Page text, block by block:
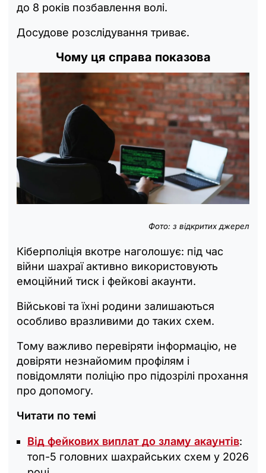
до 8 років позбавлення волі.
Досудове розслідування триває.
Чому ця справа показова
Фото: з відкритих джерел
Кіберполіція вкотре наголошує: під час
війни шахраї активно використовують
емоційний тиск і фейкові акаунти.
Військові та їхні родини залишаються
особливо вразливими до таких схем.
Тому важливо перевіряти інформацію, не
довіряти незнайомим профілям і
повідомляти поліцію про підозрілі прохання
про допомогу.
Читати по темі
Від фейкових виплат до зламу акаунтів:
топ-5 головних шахрайських схем у 2026